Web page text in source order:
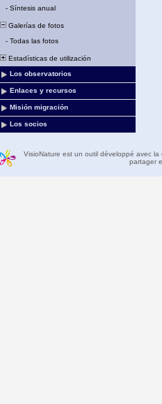
- Síntesis anual
Galerías de fotos
- Todas las fotos
Estadísticas de utilización
Los observatorios
Enlaces y recursos
Misión migración
Los socios
VisioNature est un outil développé avec
partager